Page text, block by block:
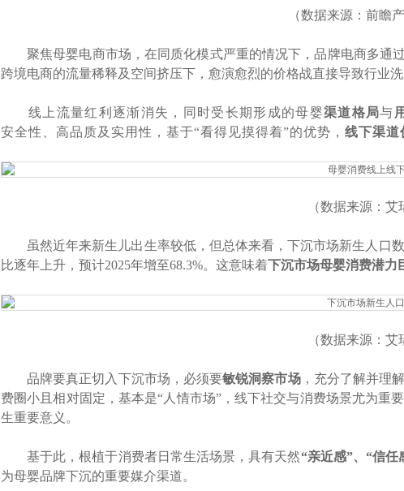
（数据来源：前瞻
聚焦母婴电商市场，在同质化模式严重的情况下，品牌电商多通
跨境电商的流量稀释及空间挤压下，愈演愈烈的价格战直接导致行业
线上流量红利逐渐消失，同时受长期形成的母婴渠道格局与
安全性、高品质及实用性，基于“看得见摸得着”的优势， 线下渠道
（数据来源：艾
虽然近年来新生儿出生率较低，但总体来看，下沉市场新生人口
比逐年上升，预计2025年增至68.3%。这意味着下沉市场母婴消费潜力
（数据来源：艾
品牌要真正切入下沉市场，必须要敏锐洞察市场，充分了解并理
费圈小且相对固定，基本是“人情市场”，线下社交与消费场景尤为重
生重要意义。
基于此，根植于消费者日常生活场景，具有天然“亲近感”、“信任
为母婴品牌下沉的重要媒介渠道。